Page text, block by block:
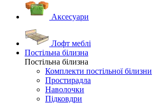
Аксесуари
Лофт меблі
Постільна білизна
Постільна білизна
Комплекти постільної білизни
Простирадла
Наволочки
Підковдри